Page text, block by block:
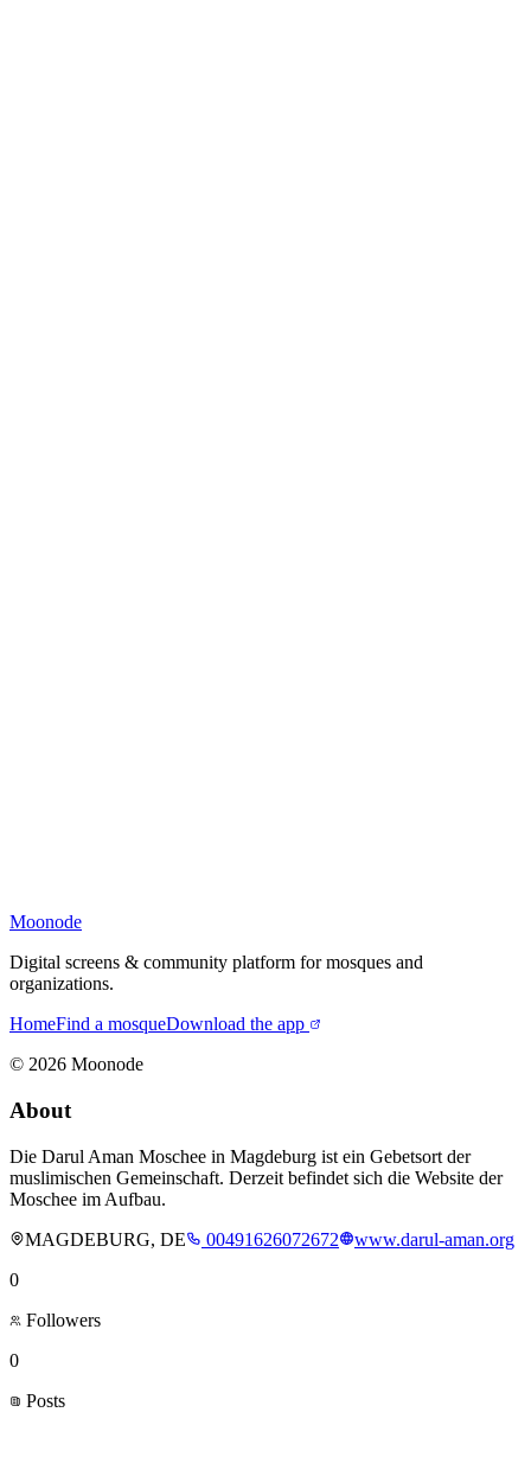
Moonode
Digital screens & community platform for mosques and
organizations.
HomeFind a mosqueDownload the app
© 2026 Moonode
About
Die Darul Aman Moschee in Magdeburg ist ein Gebetsort der
muslimischen Gemeinschaft. Derzeit befindet sich die Website der
Moschee im Aufbau.
MAGDEBURG, DE
00491626072672
www.darul-aman.org
0
Followers
0
Posts